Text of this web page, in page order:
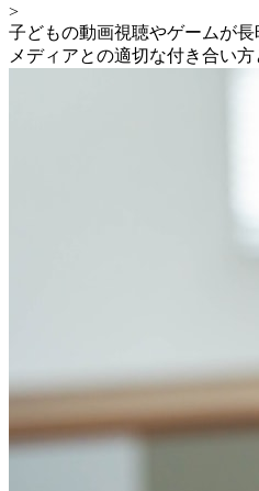
>
子どもの動画視聴やゲームが
メディアとの適切な付き合い方